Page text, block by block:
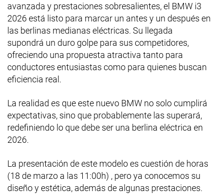
avanzada y prestaciones sobresalientes, el BMW i3
2026 está listo para marcar un antes y un después en
las berlinas medianas eléctricas. Su llegada
supondrá un duro golpe para sus competidores,
ofreciendo una propuesta atractiva tanto para
conductores entusiastas como para quienes buscan
eficiencia real.
La realidad es que este nuevo BMW no solo cumplirá
expectativas, sino que probablemente las superará,
redefiniendo lo que debe ser una berlina eléctrica en
2026.
La presentación de este modelo es cuestión de horas
(18 de marzo a las 11:00h) , pero ya conocemos su
diseño y estética, además de algunas prestaciones.